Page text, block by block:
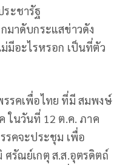
ะชารัฐ
มาดับกระแสข่าวดัง
มีอะไรหรอก เป็นที่ตัว
รคเพื่อไทย ที่มี สมพงษ์
ในวันที่ 12 ต.ค. ภาค
รคจะประชุม เพื่อ
รัณย์เกตุ ส.ส.อุตรดิตถ์